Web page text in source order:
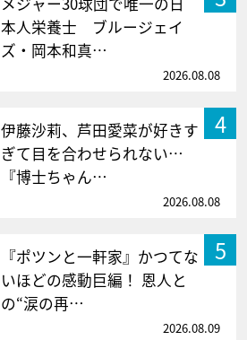
本人栄養士 ブルージェイ
ズ・岡本和真…
2026.08.08
4
伊藤沙莉、芦田愛菜が好きす
ぎて目を合わせられない…
『博士ちゃん…
2026.08.08
5
『ポツンと一軒家』かつてな
いほどの感動巨編！ 恩人と
の“涙の再…
2026.08.09